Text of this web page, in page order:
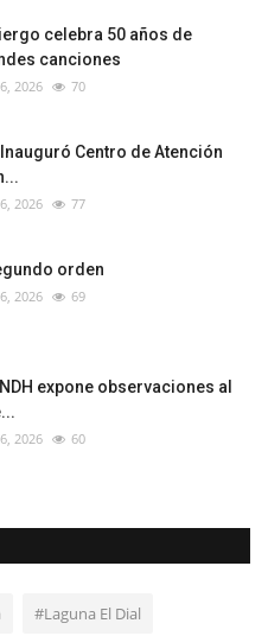
celebra 50 años de
canciones
2026 70
Centro de Atención
2026 77
orden
2026 69
expone observaciones al
2026 60
#Laguna El Dial